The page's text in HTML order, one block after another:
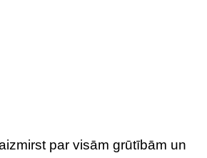
par visām grūtībām un